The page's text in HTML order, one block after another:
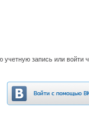
учетную запись или войти